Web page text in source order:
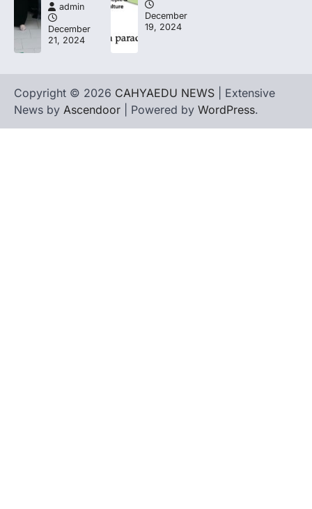
admin
December
21, 2024
December
19, 2024
Copyright © 2026 CAHYAEDU NEWS | Extensive
News by Ascendoor | Powered by WordPress.